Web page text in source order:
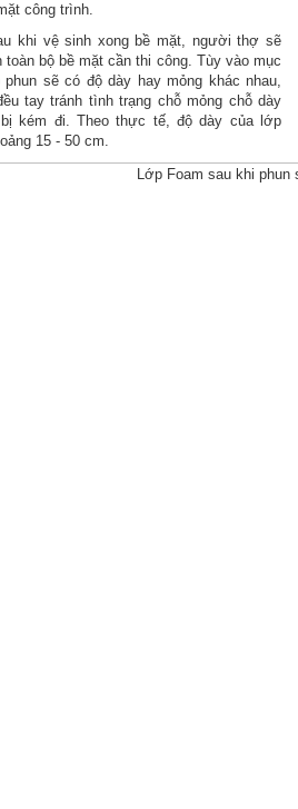
công trình.
khi vệ sinh xong bề mặt, người thợ sẽ
bộ bề mặt cần thi công. Tùy vào mục
sẽ có độ dày hay mỏng khác nhau,
tay tránh tình trạng chỗ mỏng chỗ dày
kém đi. Theo thực tế, độ dày của lớp
15 - 50 cm.